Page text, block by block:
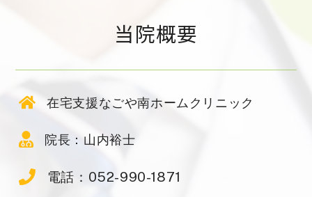
当院概要
在宅支援なごや南ホームクリニック
院長：山内裕士
電話：052-990-1871